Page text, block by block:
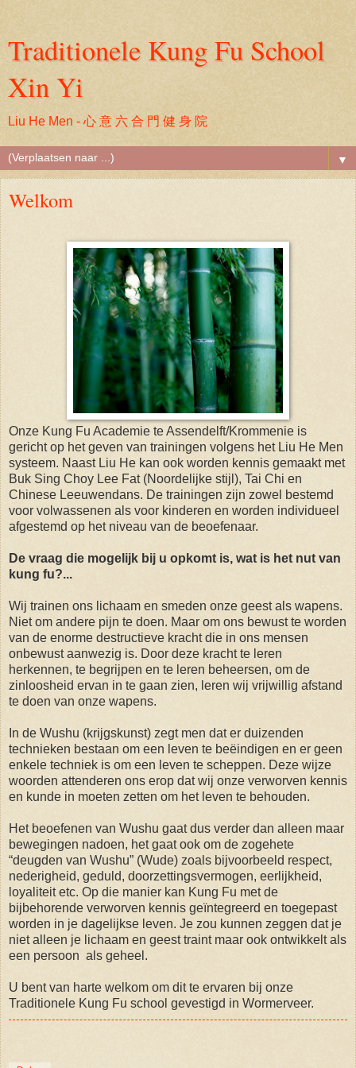
Traditionele Kung Fu School
Xin Yi
Liu He Men - 心 意 六 合 門 健 身 院
▼
Welkom
Onze Kung Fu Academie te Assendelft/Krommenie is
gericht op het geven van trainingen volgens het Liu He Men
systeem. Naast Liu He kan ook worden kennis gemaakt met
Buk Sing Choy Lee Fat (Noordelijke stijl), Tai Chi en
Chinese Leeuwendans. De trainingen zijn zowel bestemd
voor volwassenen als voor kinderen en worden individueel
afgestemd op het niveau van de beoefenaar.
De vraag die mogelijk bij u opkomt is, wat is het nut van
kung fu?...
Wij trainen ons lichaam en smeden onze geest als wapens.
Niet om andere pijn te doen. Maar om ons bewust te worden
van de enorme destructieve kracht die in ons mensen
onbewust aanwezig is. Door deze kracht te leren
herkennen, te begrijpen en te leren beheersen, om de
zinloosheid ervan in te gaan zien, leren wij vrijwillig afstand
te doen van onze wapens.
In de Wushu (krijgskunst) zegt men dat er duizenden
technieken bestaan om een leven te beëindigen en er geen
enkele techniek is om een leven te scheppen. Deze wijze
woorden attenderen ons erop dat wij onze verworven kennis
en kunde in moeten zetten om het leven te behouden.
Het beoefenen van Wushu gaat dus verder dan alleen maar
bewegingen nadoen, het gaat ook om de zogehete
“deugden van Wushu” (Wude) zoals bijvoorbeeld respect,
nederigheid, geduld, doorzettingsvermogen, eerlijkheid,
loyaliteit etc. Op die manier kan Kung Fu met de
bijbehorende verworven kennis geïntegreerd en toegepast
worden in je dagelijkse leven. Je zou kunnen zeggen dat je
niet alleen je lichaam en geest traint maar ook ontwikkelt als
een persoon als geheel.
U bent van harte welkom om dit te ervaren bij onze
Traditionele Kung Fu school gevestigd in Wormerveer.